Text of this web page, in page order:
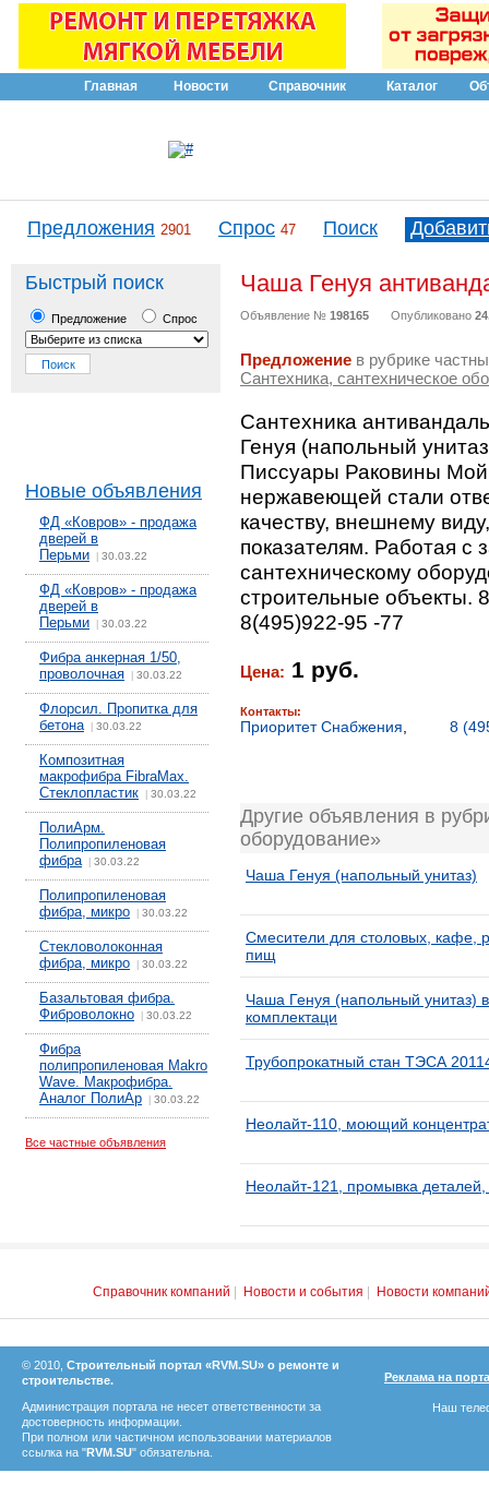
Главная Новости Справочник Каталог
Предложения 2901 Спрос 47 Поиск
Быстрый поиск
Предложение Спрос
Новые объявления
ФД «Ковров» - продажа
дверей в
Перьми
30.03.22
ФД «Ковров» - продажа
дверей в
Перьми
30.03.22
Фибра анкерная 1/50,
проволочная
30.03.22
Флорсил. Пропитка для
бетона| 30.03.22
Композитная
макрофибра FibraMax.
Стеклопластик
30.03.22
ПолиАрм.
Полипропиленовая
фибра| 30.03.22
Полипропиленовая
фибра, микро
30.03.22
Стекловолоконная
фибра, микро
30.03.22
Базальтовая фибра.
Фиброволокно
30.03.22
Фибра
полипропиленовая Makro
Wave. Макрофибра.
Аналог ПолиАр
30.03.22
Все частные объявления
Чаша Генуя
Объявление № 198165 Опубликовано
Предложение в рубрике
Сантехника, сантехническое
Сантехника
Генуя (напольный
Писсуары Раковины
нержавеющей стали
качеству, внешнему
показателям. Работая с
сантехническому
строительные объекты.
8(495)922-95 -77
Цена: 1 руб.
Контакты:
Приоритет Снабжения 8
Другие объявления в
оборудование»
Чаша Генуя (напольный унитаз)
Смесители для столовых, кафе,
пищ
Чаша Генуя (напольный унитаз)
комплектаци
Трубопрокатный стан ТЭСА
Неолайт-110, моющий
Неолайт-121, промывка деталей,
Справочник компаний Новости и события Новости
© 2010, Строительный портал «RVM.SU» о ремонте и
строительстве.
Администрация портала не несет ответственности за
достоверность информации.
При полном или частичном использовании материалов
ссылка на "RVM.SU" обязательна.
Реклама на
Наш